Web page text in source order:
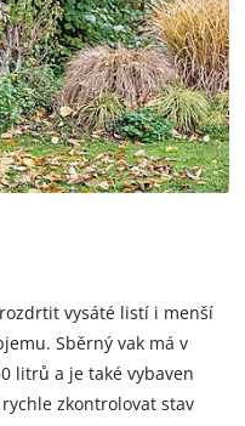
vysáté listí i menší
Sběrný vak má v
litrů a je také vybaven
zkontrolovat stav